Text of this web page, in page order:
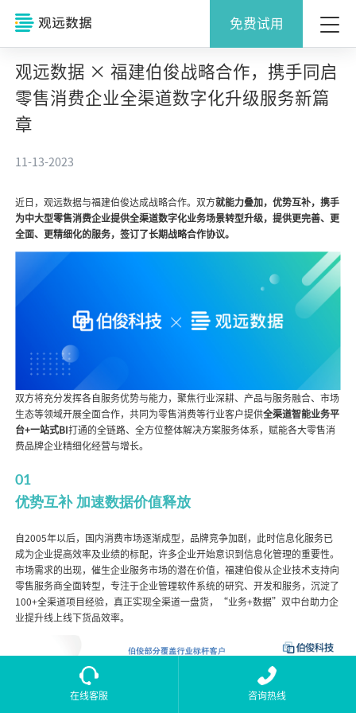
免费试用
观远数据 × 福建伯俊战略合作，携手同启
零售消费企业全渠道数字化升级服务新篇
章
11-13-2023
近日，观远数据与福建伯俊达成战略合作。双方就能力叠加，优势互补，携手
为中大型零售消费企业提供全渠道数字化业务场景转型升级，提供更完善、更
全面、更精细化的服务，签订了长期战略合作协议。
双方将充分发挥各自服务优势与能力，聚焦行业深耕、产品与服务融合、市场
生态等领域开展全面合作，共同为零售消费等行业客户提供全渠道智能业务平
台+一站式BI打通的全链路、全方位整体解决方案服务体系，赋能各大零售消
费品牌企业精细化经营与增长。
01
优势互补 加速数据价值释放
自2005年以后，国内消费市场逐渐成型，品牌竞争加剧，此时信息化服务已
成为企业提高效率及业绩的标配，许多企业开始意识到信息化管理的重要性。
市场需求的出现，催生企业服务市场的潜在价值，福建伯俊从企业技术支持向
零售服务商全面转型，专注于企业管理软件系统的研究、开发和服务，沉淀了
100+全渠道项目经验，真正实现全渠道一盘货，“业务+数据”双中台助力企
业提升线上线下货品效率。
在线客服 咨询热线